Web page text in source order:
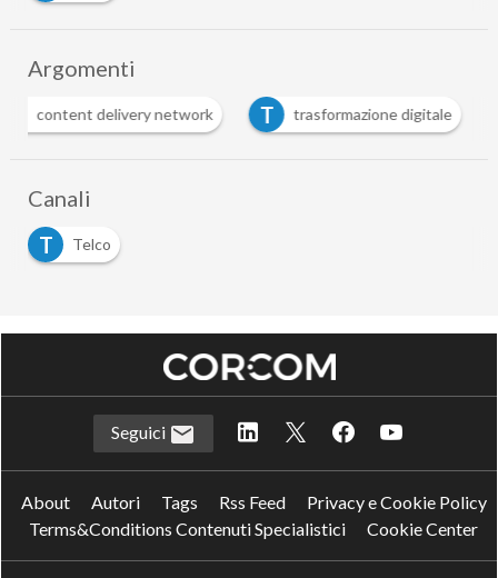
Argomenti
C
content delivery network T trasformazione digitale
Canali
T
Telco
Seguici
About Autori Tags Rss Feed
Privacy e Cookie Policy
Terms&Conditions Contenuti Specialistici
Cookie Center